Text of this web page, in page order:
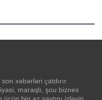
xəbərləri çatdırır.
maraqlı, şou biznes